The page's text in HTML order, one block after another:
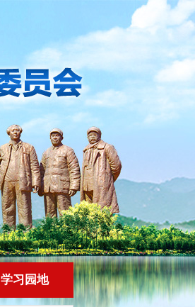
学习园地